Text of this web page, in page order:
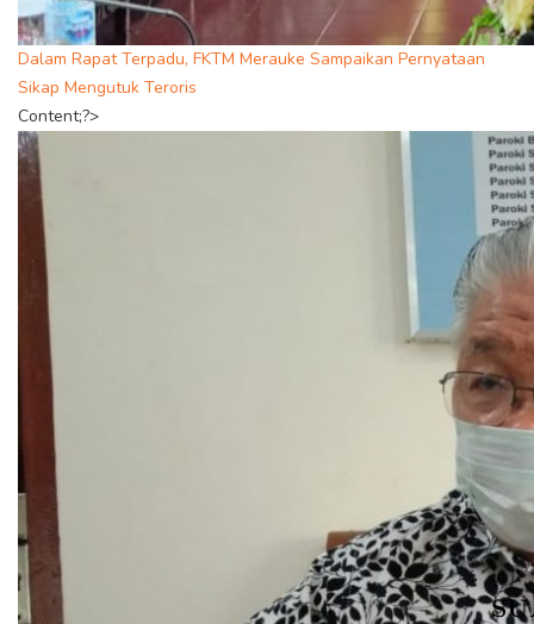
Dalam Rapat Terpadu, FKTM Merauke Sampaikan Pernyataan
Sikap Mengutuk Teroris
Content;?>